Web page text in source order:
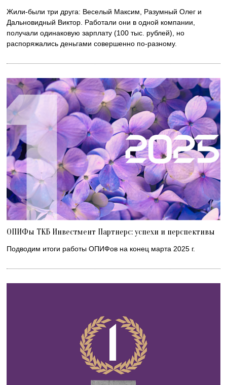
Жили-были три друга: Веселый Максим, Разумный Олег и
Дальновидный Виктор. Работали они в одной компании,
получали одинаковую зарплату (100 тыс. рублей), но
распоряжались деньгами совершенно по-разному.
ОПИФы ТКБ Инвестмент Партнерс: успехи и перспективы
Подводим итоги работы ОПИФов на конец марта 2025 г.